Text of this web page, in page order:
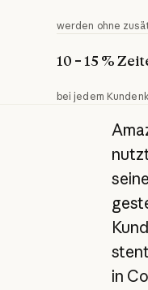
werden ohne
10 – 15 %
bei jedem
in